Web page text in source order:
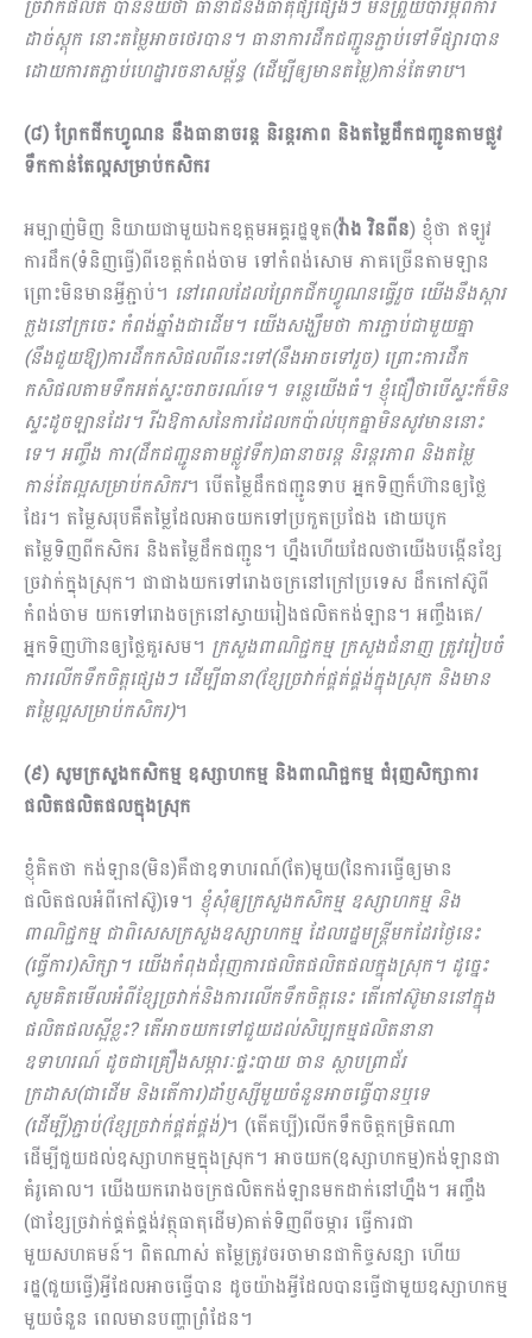
ច្រវាក់ផលិត បានន័យថា ធានាជីនិងធាតុផ្សំផ្សេងៗ មិនព្រួយបារម្ភពីការ
ដាច់ស្តុក នោះតម្លៃអាចថេរបាន។ ធានាការដឹកជញ្ជូនភ្ជាប់ទៅទីផ្សារបាន
ដោយការតភ្ជាប់ហេដ្ឋារចនាសម្ព័ន្ធ (ដើម្បីឲ្យមានតម្លៃ)កាន់តែទាប។​
(៨) ព្រែកជីកហ្វូណន នឹងធានាចរន្ត និរន្តរភាព និងតម្លៃដឹកជញ្ជូនតាមផ្លូវ
ទឹកកាន់តែល្អសម្រាប់កសិករ
អម្បាញ់មិញ និយាយជាមួយឯកឧត្ដមអគ្គរដ្ឋទូត(វ៉ាង វិនពីន) ខ្ញុំថា ឥឡូវ
ការដឹក(ទំនិញធ្វើ)ពីខេត្តកំពង់ចាម ទៅកំពង់សោម ភាគច្រើនតាមឡាន
ព្រោះមិនមានអ្វីភ្ជាប់។ នៅពេលដែលព្រែកជីកហ្វូណនធ្វើរួច យើងនឹងស្ដារ
ក្លងនៅក្រចេះ កំពង់ឆ្នាំងជាដើម។ យើងសង្ឃឹមថា ការភ្ជាប់ជាមួយគ្នា
(នឹងជួយឱ្យ)ការដឹកកសិផលពីនេះទៅ​(នឹងអាចទៅរួច) ព្រោះការដឹក
កសិផលតាមទឹកអត់ស្ទះចរាចរណ៍ទេ។ ទន្លេយើងធំ។ ខ្ញុំជឿថាបើស្ទះក៏មិន
ស្ទះដូចឡានដែរ។ រីឯឱកាសនៃការដែលកប៉ាល់បុកគ្នាមិនសូវមាននោះ
ទេ។ អញ្ចឹង ការ(ដឹកជញ្ជូនតាមផ្លូវទឹក)ធានាចរន្ត និរន្តរភាព និងតម្លៃ
កាន់តែល្អសម្រាប់កសិករ។ បើតម្លៃដឹកជញ្ជូនទាប អ្នកទិញក៏ហ៊ានឲ្យថ្លៃ
ដែរ។ តម្លៃសរុបគឺតម្លៃដែលអាចយកទៅប្រកួតប្រជែង ដោយបូក
តម្លៃទិញពីកសិករ និងតម្លៃដឹកជញ្ជូន។ ហ្នឹងហើយដែល​ថាយើងបង្កើនខ្សែ
ច្រវាក់ក្នុងស្រុក។ ជាជាងយកទៅរោងចក្រនៅក្រៅប្រទេស ដឹកកៅស៊ូពី
កំពង់ចាម យកទៅរោងចក្រនៅស្វាយរៀងផលិតកង់ឡាន។ អញ្ចឹងគេ/
អ្នកទិញហ៊ានឲ្យថ្លៃគួរសម។ ក្រសួងពាណិជ្ជកម្ម ក្រសួងជំនាញ ត្រូវរៀបចំ
ការលើកទឹកចិត្តផ្សេងៗ ដើម្បីធានា(ខ្សែច្រវាក់ផ្គត់ផ្គង់ក្នុងស្រុក និងមាន
តម្លៃល្អសម្រាប់កសិករ)។
(៩) សូមក្រសួងកសិកម្ម ឧស្សាហកម្ម និងពាណិជ្ជកម្ម ជំរុញសិក្សាការ
ផលិតផលិតផលក្នុងស្រុក
ខ្ញុំគិតថា កង់ឡាន(មិន)គឺជាឧទាហរណ៍(តែ)មួយ(នៃការធ្វើឲ្យមាន
ផលិតផលអំពីកៅស៊ូ)ទេ។ ខ្ញុំសុំឲ្យក្រសួងកសិកម្ម ឧស្សាហកម្ម និង
ពាណិជ្ជកម្ម ជាពិសេសក្រសួងឧស្សាហកម្ម ដែលរដ្ឋមន្រ្តីមកដែរថ្ងៃនេះ​
(ធ្វើការ)សិក្សា។ យើងកំពុងជំរុញការផលិតផលិតផលក្នុងស្រុក។ ដូច្នេះ
សូម​គិតមើលអំពីខ្សែច្រវាក់និងការលើកទឹកចិត្តនេះ តើកៅស៊ូមាននៅក្នុង
ផលិតផលស្អីខ្លះ? តើអាចយកទៅជួយដល់សិប្បកម្មផលិតនានា
ឧទាហរណ៍ ដូចជាគ្រឿងសម្ភារៈផ្ទះបាយ ចាន ស្លាបព្រាជ័រ
ក្រដាស(ជាដើម និងតើការ)ដាំប្ញស្សីមួយចំនួនអាចធ្វើបានឬទេ
(ដើម្បី)ភ្ជាប់(ខ្សែច្រវាក់ផ្គត់ផ្គង់)។ (តើគប្បី)លើកទឹកចិត្តកម្រិតណា
ដើម្បីជួយដល់ឧស្សាហកម្មក្នុងស្រុក។ អាចយក(ឧស្សាហកម្ម)កង់ឡានជា
គំរូគោល។ យើងយករោងចក្រផលិតកង់ឡានមកដាក់នៅហ្នឹង។ អញ្ចឹង
(ជាខ្សែច្រវាក់ផ្គត់ផ្គង់វត្ថុធាតុដើម)គាត់ទិញពីចម្ការ ធ្វើការជា
មួយសហគមន៍។ ពិតណាស់ តម្លៃត្រូវចរចាមានជាកិច្ចសន្យា ហើយ
រដ្ឋ(ជួយធ្វើ)អ្វីដែលអាចធ្វើបាន ដូចយ៉ាងអ្វីដែលបានធ្វើជាមួយឧស្សាហកម្ម
មួយចំនួន ពេលមានបញ្ហាព្រំដែន។